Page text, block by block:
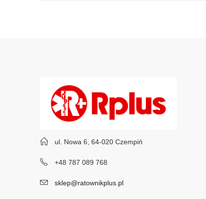
ul. Nowa 6, 64-020 Czempiń
+48 787 089 768
sklep@ratownikplus.pl